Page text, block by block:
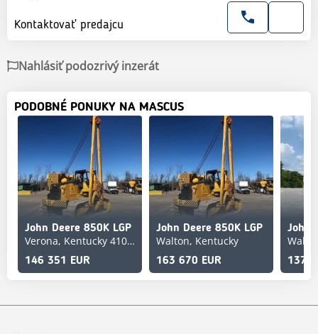
Kontaktovať predajcu
Nahlásiť podozrivý inzerát
PODOBNÉ PONUKY NA MASCUS
John Deere 850K LGP
Verona, Kentucky 41092
146 351 EUR
John Deere 850K LGP
Walton, Kentucky
163 670 EUR
John
137